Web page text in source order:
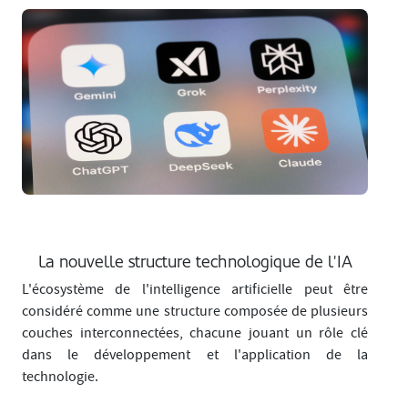
La nouvelle structure technologique de l'IA
L'écosystème de l'intelligence artificielle peut être
considéré comme une structure composée de plusieurs
couches interconnectées, chacune jouant un rôle clé
dans le développement et l'application de la
technologie.